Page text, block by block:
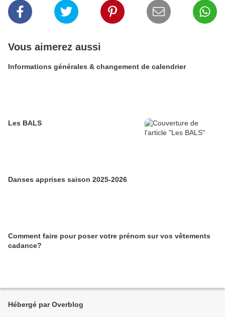
Vous aimerez aussi
Informations générales & changement de calendrier
Les BALS
Danses apprises saison 2025-2026
Comment faire pour poser votre prénom sur vos vêtements
cadance?
Hébergé par Overblog